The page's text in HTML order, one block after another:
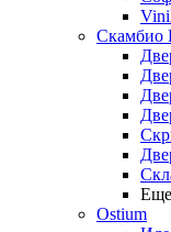
Скамбио
Ostium